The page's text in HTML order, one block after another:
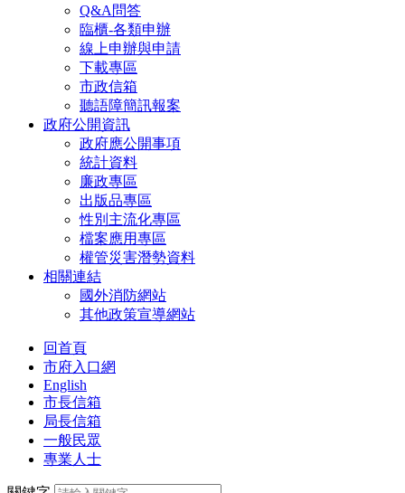
Q&A問答
臨櫃-各類申辦
線上申辦與申請
下載專區
市政信箱
聽語障簡訊報案
政府公開資訊
政府應公開事項
統計資料
廉政專區
出版品專區
性別主流化專區
檔案應用專區
權管災害潛勢資料
相關連結
國外消防網站
其他政策宣導網站
回首頁
市府入口網
English
市長信箱
局長信箱
一般民眾
專業人士